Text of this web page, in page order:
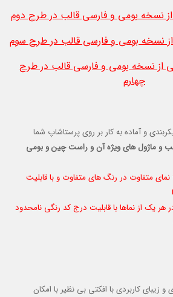
نسخه بومی و فارسی قالب در طرح دوم
نسخه بومی و فارسی قالب در طرح سوم
از نسخه بومی و فارسی قالب در طرح
چهارم
و آماده به کار بر روی پرستاشاپ شما
و ماژول های ویژه آن و راست چین و بومی
در نماهای مختلف در 4 نمای متفاوت در رنگ های متفاوت و با قابلیت
هر یک از نماها با قابلیت درج کد رنگی نامحدود
و زیبای کاربردی با افکتی بی نظیر با امکان